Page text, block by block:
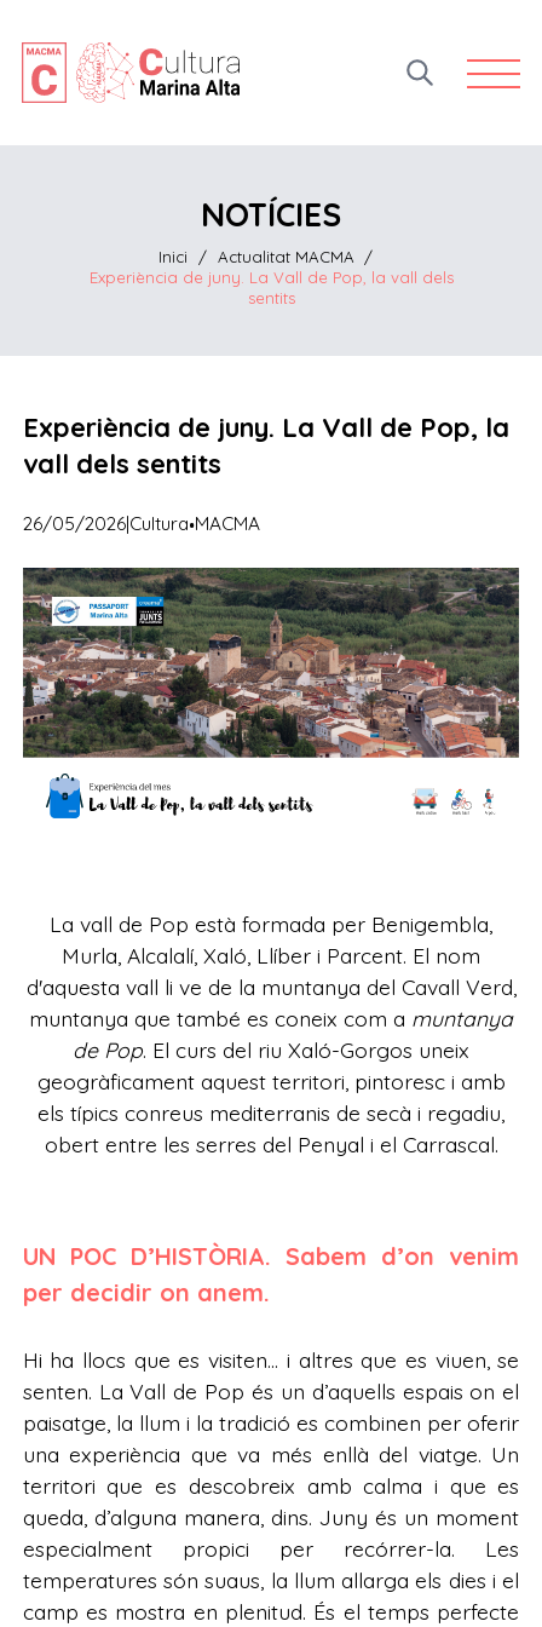
Open
NOTÍCIES
Inici / Actualitat MACMA
/
Experiència de juny. La Vall de Pop, la vall dels
sentits
Experiència de juny. La Vall de Pop, la
vall dels sentits
26/05/2026|Cultura·MACMA
La vall de Pop està formada per Benigembla,
Murla, Alcalalí, Xaló, Llíber i Parcent. El nom
d'aquesta vall li ve de la muntanya del Cavall Verd,
muntanya que també es coneix com a muntanya
de Pop. El curs del riu Xaló-Gorgos uneix
geogràficament aquest territori, pintoresc i amb
els típics conreus mediterranis de secà i regadiu,
obert entre les serres del Penyal i el Carrascal.
UN POC D’HISTÒRIA. Sabem d’on venim
per decidir on anem.
Hi ha llocs que es visiten… i altres que es viuen, se
senten. La Vall de Pop és un d’aquells espais on el
paisatge, la llum i la tradició es combinen per oferir
una experiència que va més enllà del viatge. Un
territori que es descobreix amb calma i que es
queda, d’alguna manera, dins. Juny és un moment
especialment propici per recórrer-la. Les
temperatures són suaus, la llum allarga els dies i el
camp es mostra en plenitud. És el temps perfecte